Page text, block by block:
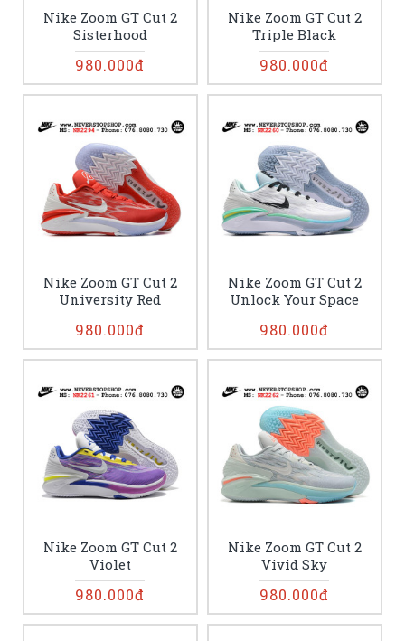
Nike Zoom GT Cut 2
Sisterhood
980.000đ
Nike Zoom GT Cut 2
Triple Black
980.000đ
Nike Zoom GT Cut 2
University Red
980.000đ
Nike Zoom GT Cut 2
Unlock Your Space
980.000đ
Nike Zoom GT Cut 2
Violet
980.000đ
Nike Zoom GT Cut 2
Vivid Sky
980.000đ